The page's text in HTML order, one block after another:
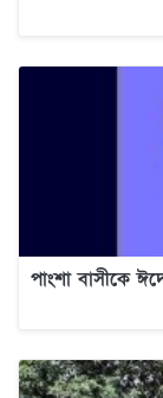
পাংশা বাসীকে